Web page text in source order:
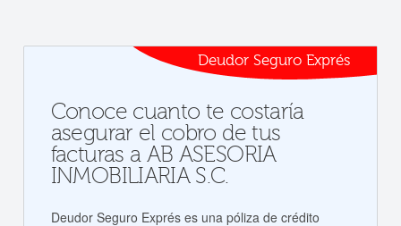
Deudor Seguro Exprés
Conoce cuanto te costaría
asegurar el cobro de tus
facturas a AB ASESORIA
INMOBILIARIA S.C.
Deudor Seguro Exprés es una póliza de crédito